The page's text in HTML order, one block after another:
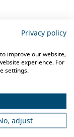
in Dubai en
De theepot is
de platte, ronde
Privacy policy
improve our website,
experience. For
settings.
adjust